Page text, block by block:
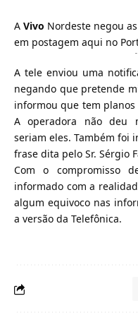
A Vivo Nordeste negou
em postagem aqui no
A tele enviou uma
negando que pretende
informou que tem planos
A operadora não deu
seriam eles. Também foi
frase dita pelo Sr. Sérgio
Com o compromisso
informado com a
algum equivoco nas
a versão da Telefônica.